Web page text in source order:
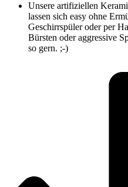
Unsere artifiziellen
lassen sich easy ohne
Geschirrspüler oder per
Bürsten oder aggressive
so gern. ;-)